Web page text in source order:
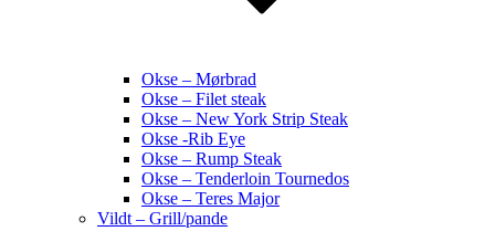
Okse – Mørbrad
Okse – Filet steak
Okse – New York Strip Steak
Okse -Rib Eye
Okse – Rump Steak
Okse – Tenderloin Tournedos
Okse – Teres Major
Vildt – Grill/pande